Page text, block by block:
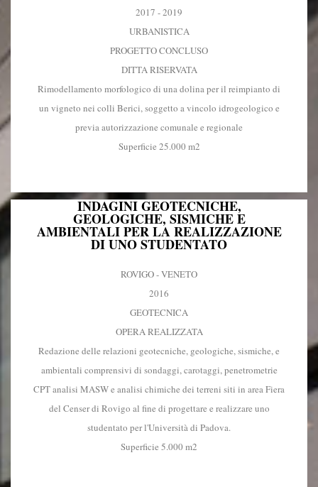
2017 - 2019
URBANISTICA
PROGETTO CONCLUSO
DITTA RISERVATA
Rimodellamento morfologico di una dolina per il reimpianto di
un vigneto nei colli Berici, soggetto a vincolo idrogeologico e
previa autorizzazione comunale e regionale
Superficie 25.000 m2
INDAGINI GEOTECNICHE,
GEOLOGICHE, SISMICHE E
AMBIENTALI PER LA REALIZZAZIONE
DI UNO STUDENTATO
ROVIGO - VENETO
2016
GEOTECNICA
OPERA REALIZZATA
Redazione delle relazioni geotecniche, geologiche, sismiche, e
ambientali comprensivi di sondaggi, carotaggi, penetrometrie
CPT analisi MASW e analisi chimiche dei terreni siti in area Fiera
del Censer di Rovigo al fine di progettare e realizzare uno
studentato per l'Università di Padova.
Superficie 5.000 m2